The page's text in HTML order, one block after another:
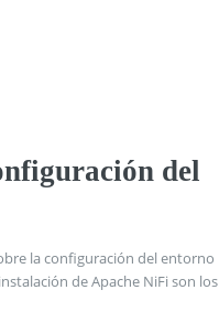
del
la configuración del entorno
de Apache NiFi son los